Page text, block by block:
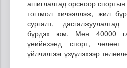
ашиглалтад орсноор
тогтмол хичээллэж, жил
сургалт,
бүрдэх юм. Мөн 40000
үеийнхэнд спорт,
үйлчилгээг үзүүлэхээр